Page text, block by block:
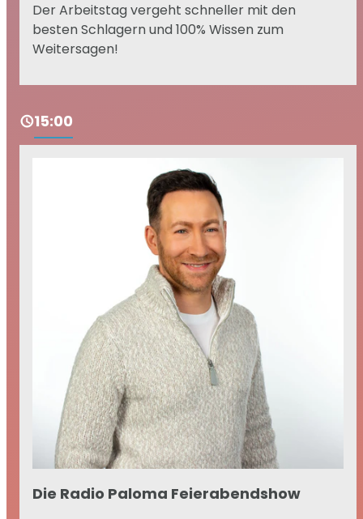
Der Arbeitstag vergeht schneller mit den
besten Schlagern und 100% Wissen zum
Weitersagen!
15:00
Die Radio Paloma Feierabendshow